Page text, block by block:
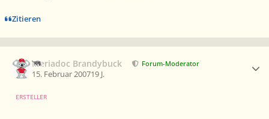
Zitieren
Meriadoc Brandybuck Forum-Moderator
15. Februar 200719 J.
ERSTELLER